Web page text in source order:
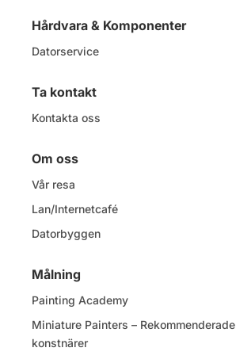
Hårdvara & Komponenter
Datorservice
Ta kontakt
Kontakta oss
Om oss
Vår resa
Lan/Internetcafé
Datorbyggen
Målning
Painting Academy
Miniature Painters – Rekommenderade
konstnärer